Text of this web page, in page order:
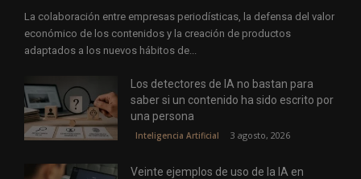
La colaboración entre empresas periodísticas, la defensa del valor
económico de los contenidos y la creación de productos
adaptados a los nuevos hábitos de...
Los detectores de IA no bastan para
saber si un contenido ha sido escrito por
una persona
Inteligencia Artificial 3 agosto, 2026
Veinte ejemplos de uso de la IA en